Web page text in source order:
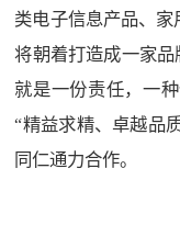
类电子信息产品、家
将朝着打造成一家
就是一份责任，一
“精益求精、卓越品
同仁通力合作。